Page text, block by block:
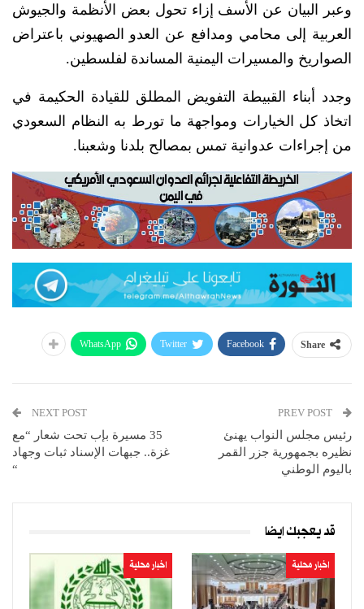
وعبر البيان عن الأسف إزاء تحول بعض الأنظمة والجيوش
العربية إلى محامي ومدافع عن العدو الصهيوني باعتراض
الصواريخ والمسيرات اليمنية المساندة لفلسطين.
وجدد أبناء القبيطة التفويض المطلق للقيادة الحكيمة في
اتخاذ كل الخيارات ومواجهة ما تورط به النظام السعودي
من إجراءات عدوانية تمس بمصالح بلدنا وشعبنا.
Share
Facebook
Twitter
WhatsApp
رئيس مجلس النواب يهنئ
نظيره بجمهورية جزر القمر
باليوم الوطني
NEXT POST
35 مسيرة بإب تحت شعار “مع
غزة.. جبهات الإسناد ثبات وجهاد
“
قد يعجبك ايضا
اخبار محلية اخبار محلية